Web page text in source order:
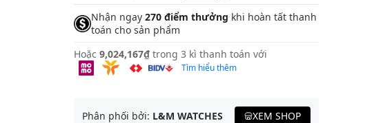
Nhận ngay 270 điểm thưởng khi hoàn tất thanh
toán cho sản phẩm
Hoặc 9,024,167₫ trong 3 kì thanh toán với
Tìm hiểu thêm
Phân phối bởi: L&M WATCHES XEM SHOP